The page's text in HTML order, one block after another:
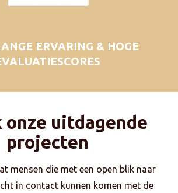
ERVARING & HOGE
onze uitdagende
projecten
mensen die met een open blik naar
in contact kunnen komen met de